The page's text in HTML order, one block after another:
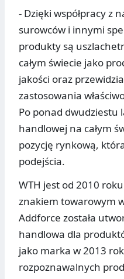
- Dzięki współpracy z
surowców i innymi
produkty są
całym świecie jako
jakości oraz
zastosowania
Po ponad dwudziestu
handlowej na całym
pozycję rynkową,
podejścia.
WTH jest od 2010
znakiem towarowym
Addforce została
handlowa dla
jako marka w 2013
rozpoznawalnych